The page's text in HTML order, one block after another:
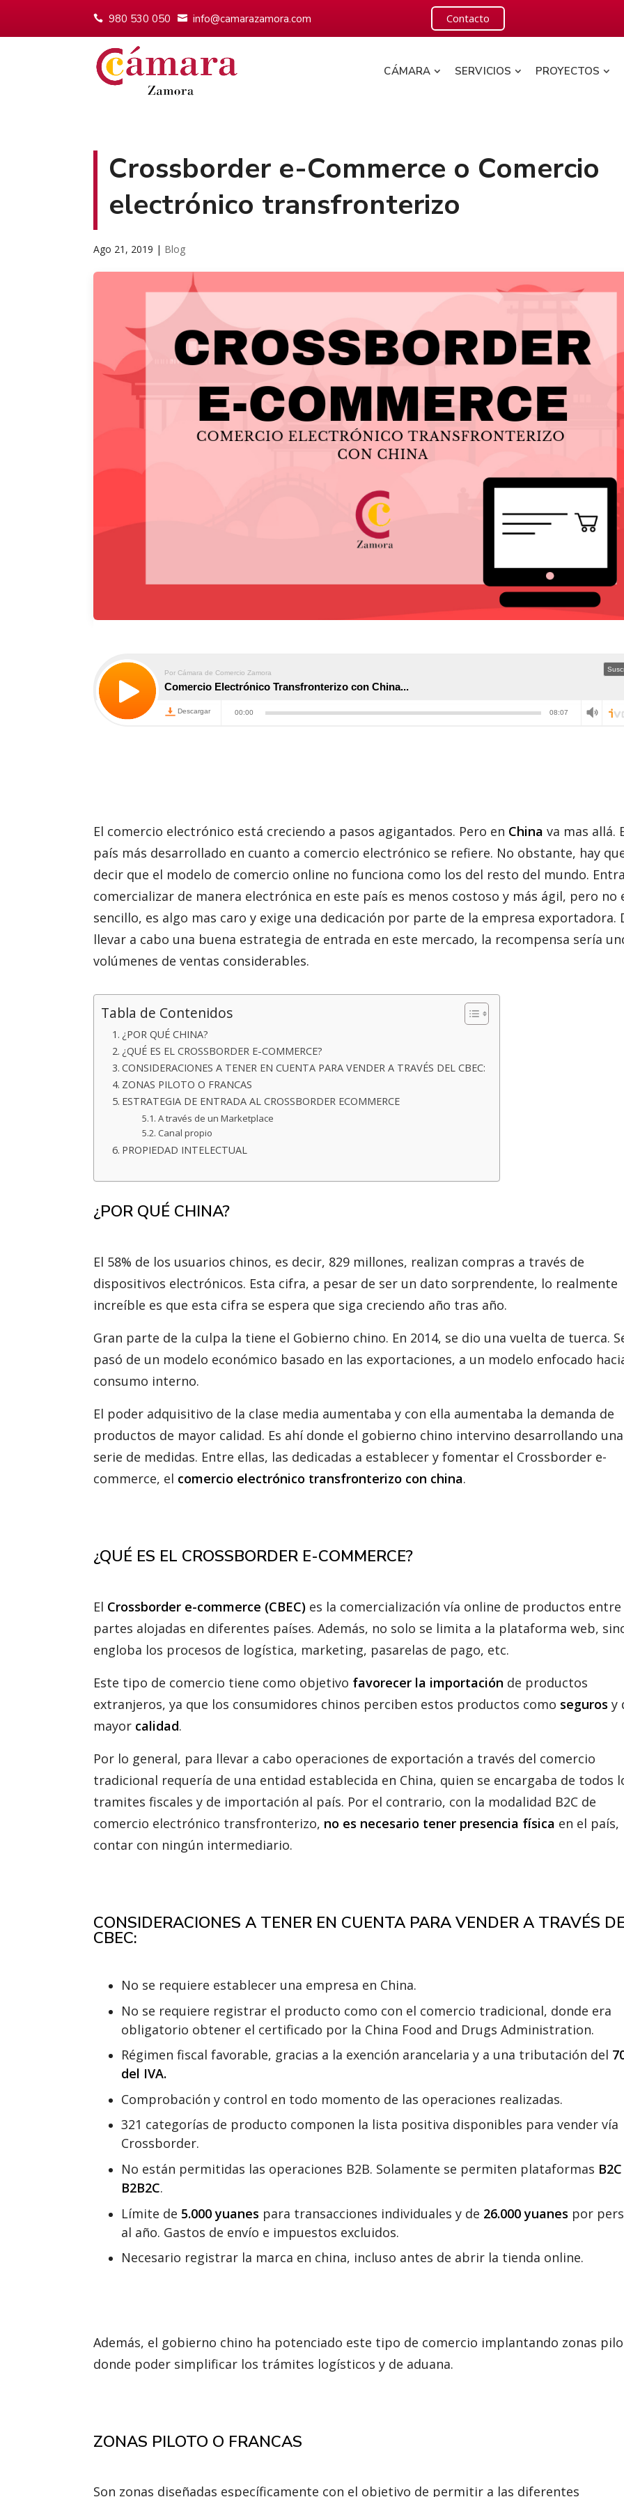
980 530 050 info@camarazamora.com Contacto
CÁMARA SERVICIOS PROYECTOS
Crossborder e-Commerce o Comercio
electrónico transfronterizo
Ago 21, 2019 | Blog
El comercio electrónico está creciendo a pasos agigantados. Pero en China va mas allá.
país más desarrollado en cuanto a comercio electrónico se refiere. No obstante, hay
decir que el modelo de comercio online no funciona como los del resto del mundo.
comercializar de manera electrónica en este país es menos costoso y más ágil, pero no
sencillo, es algo mas caro y exige una dedicación por parte de la empresa exportadora.
llevar a cabo una buena estrategia de entrada en este mercado, la recompensa sería
volúmenes de ventas considerables.
Tabla de Contenidos
¿POR QUÉ CHINA?
¿QUÉ ES EL CROSSBORDER E-COMMERCE?
CONSIDERACIONES A TENER EN CUENTA PARA VENDER A TRAVÉS DEL CBEC:
ZONAS PILOTO O FRANCAS
ESTRATEGIA DE ENTRADA AL CROSSBORDER ECOMMERCE
A través de un Marketplace
Canal propio
PROPIEDAD INTELECTUAL
¿POR QUÉ CHINA?
El 58% de los usuarios chinos, es decir, 829 millones, realizan compras a través de
dispositivos electrónicos. Esta cifra, a pesar de ser un dato sorprendente, lo realmente
increíble es que esta cifra se espera que siga creciendo año tras año.
Gran parte de la culpa la tiene el Gobierno chino. En 2014, se dio una vuelta de tuerca.
pasó de un modelo económico basado en las exportaciones, a un modelo enfocado
consumo interno.
El poder adquisitivo de la clase media aumentaba y con ella aumentaba la demanda de
productos de mayor calidad. Es ahí donde el gobierno chino intervino desarrollando una
serie de medidas. Entre ellas, las dedicadas a establecer y fomentar el Crossborder e-
commerce, el comercio electrónico transfronterizo con china.
¿QUÉ ES EL CROSSBORDER E-COMMERCE?
El Crossborder e-commerce (CBEC) es la comercialización vía online de productos
partes alojadas en diferentes países. Además, no solo se limita a la plataforma web,
engloba los procesos de logística, marketing, pasarelas de pago, etc.
Este tipo de comercio tiene como objetivo favorecer la importación de productos
extranjeros, ya que los consumidores chinos perciben estos productos como seguros y
mayor calidad.
Por lo general, para llevar a cabo operaciones de exportación a través del comercio
tradicional requería de una entidad establecida en China, quien se encargaba de todos
tramites fiscales y de importación al país. Por el contrario, con la modalidad B2C de
comercio electrónico transfronterizo, no es necesario tener presencia física en el país,
contar con ningún intermediario.
CONSIDERACIONES A TENER EN CUENTA PARA VENDER A TRAVÉS
CBEC:
No se requiere establecer una empresa en China.
No se requiere registrar el producto como con el comercio tradicional, donde era
obligatorio obtener el certificado por la China Food and Drugs Administration.
Régimen fiscal favorable, gracias a la exención arancelaria y a una tributación del
del IVA.
Comprobación y control en todo momento de las operaciones realizadas.
321 categorías de producto componen la lista positiva disponibles para vender vía
Crossborder.
No están permitidas las operaciones B2B. Solamente se permiten plataformas B2C
B2B2C.
Límite de 5.000 yuanes para transacciones individuales y de 26.000 yuanes por
al año. Gastos de envío e impuestos excluidos.
Necesario registrar la marca en china, incluso antes de abrir la tienda online.
Además, el gobierno chino ha potenciado este tipo de comercio implantando zonas
donde poder simplificar los trámites logísticos y de aduana.
ZONAS PILOTO O FRANCAS
Son zonas diseñadas específicamente con el objetivo de permitir a las diferentes